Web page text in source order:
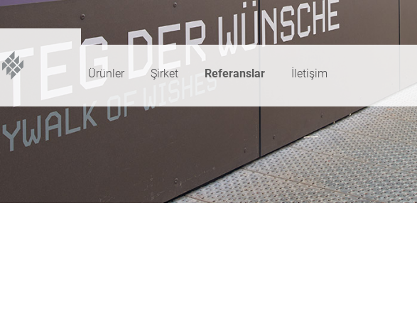
Ürünler Şirket Referanslar İletişim